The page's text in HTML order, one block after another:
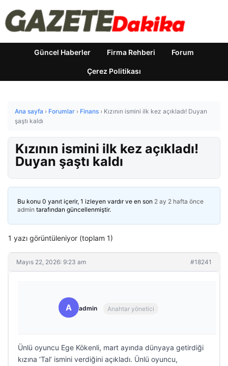
Güncel Haberler Firma Rehberi Forum
Çerez Politikası
Ana sayfa › Forumlar › Finans › Kızının ismini ilk kez açıkladı! Duyan
şaştı kaldı
Kızının ismini ilk kez açıkladı!
Duyan şaştı kaldı
Bu konu 0 yanıt içerir, 1 izleyen vardır ve en son 2 ay 2 hafta önce
admin tarafından güncellenmiştir.
1 yazı görüntüleniyor (toplam 1)
Mayıs 22, 2026: 9:23 am #18241
A admin Anahtar yönetici
Ünlü oyuncu Ege Kökenli, mart ayında dünyaya getirdiği
kızına ‘Tal’ ismini verdiğini açıkladı. Ünlü oyuncu,